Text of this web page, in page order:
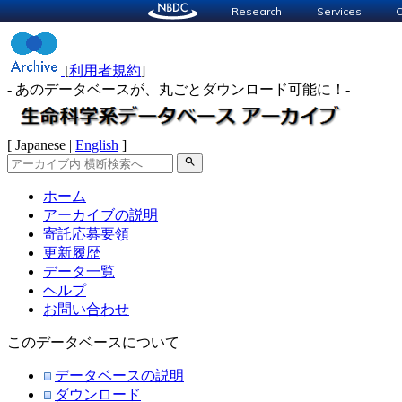
Research Services
[利用者規約]
- あのデータベースが、丸ごとダウンロード可能に！-
[ Japanese | English ]
search
ホーム
アーカイブの説明
寄託応募要領
更新履歴
データ一覧
ヘルプ
お問い合わせ
このデータベースについて
データベースの説明
ダウンロード